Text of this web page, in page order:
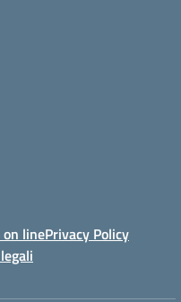
linePrivacy Policy